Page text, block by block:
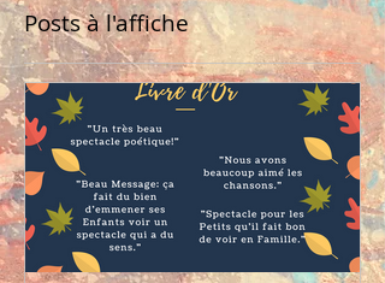
Posts à l'affiche